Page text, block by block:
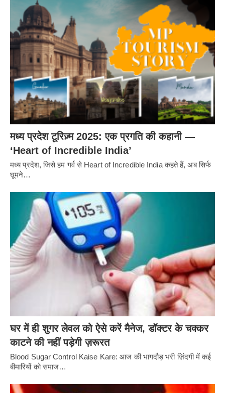
मध्य प्रदेश टूरिज़्म 2025: एक प्रगति की कहानी —
‘Heart of Incredible India’
मध्य प्रदेश, जिसे हम गर्व से Heart of Incredible India कहते हैं, अब सिर्फ
घूमने…
घर में ही शुगर लेवल को ऐसे करें मैनेज, डॉक्टर के चक्कर
काटने की नहीं पड़ेगी ज़रूरत
Blood Sugar Control Kaise Kare: आज की भागदौड़ भरी ज़िंदगी में कई
बीमारियों को समाज…